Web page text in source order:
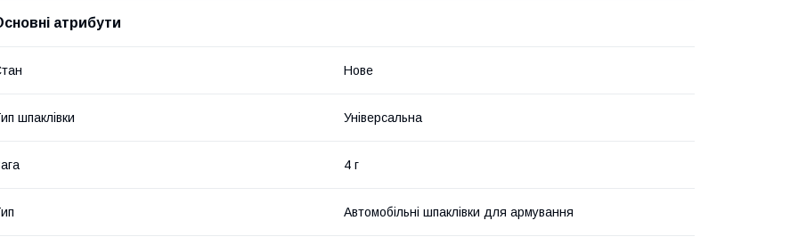
атрибути
Нове
шпаклівки Універсальна
4 г
Автомобільні шпаклівки для армування